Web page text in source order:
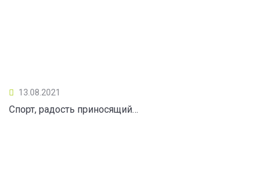
13.08.2021
Спорт, радость приносящий…